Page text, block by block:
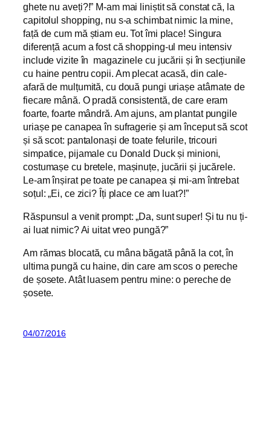
ghete nu aveți?!” M-am mai liniștit să constat că, la
capitolul shopping, nu s-a schimbat nimic la mine,
față de cum mă știam eu. Tot îmi place! Singura
diferență acum a fost că shopping-ul meu intensiv
include vizite în magazinele cu jucării și în secțiunile
cu haine pentru copii. Am plecat acasă, din cale-
afară de mulțumită, cu două pungi uriașe atârnate de
fiecare mână. O pradă consistentă, de care eram
foarte, foarte mândră. Am ajuns, am plantat pungile
uriașe pe canapea în sufragerie și am început să scot
și să scot: pantalonași de toate felurile, tricouri
simpatice, pijamale cu Donald Duck și minioni,
costumașe cu bretele, mașinuțe, jucării și jucărele.
Le-am înșirat pe toate pe canapea și mi-am întrebat
soțul: „Ei, ce zici? Îți place ce am luat?!”
Răspunsul a venit prompt: „Da, sunt super! Și tu nu ți-
ai luat nimic? Ai uitat vreo pungă?”
Am rămas blocată, cu mâna băgată până la cot, în
ultima pungă cu haine, din care am scos o pereche
de șosete. Atât luasem pentru mine: o pereche de
șosete.
04/07/2016